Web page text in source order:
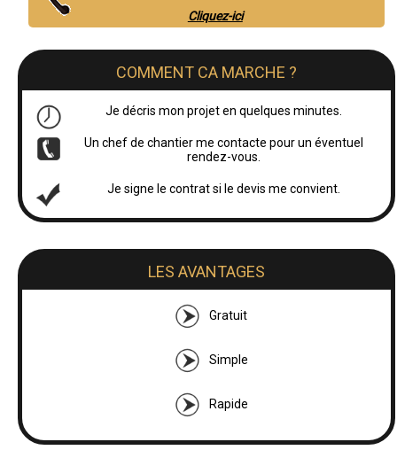
Cliquez-ici
COMMENT CA MARCHE ?
Je décris mon projet en quelques minutes.
Un chef de chantier me contacte pour un éventuel
rendez-vous.
Je signe le contrat si le devis me convient.
LES AVANTAGES
Gratuit
Simple
Rapide